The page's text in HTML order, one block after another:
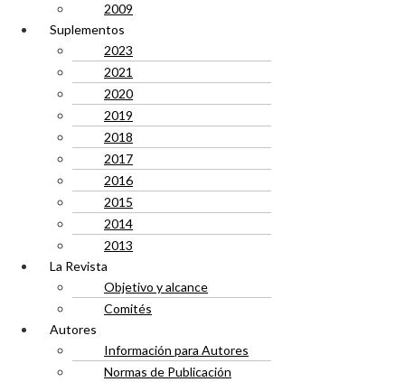
2009
Suplementos
2023
2021
2020
2019
2018
2017
2016
2015
2014
2013
La Revista
Objetivo y alcance
Comités
Autores
Información para Autores
Normas de Publicación